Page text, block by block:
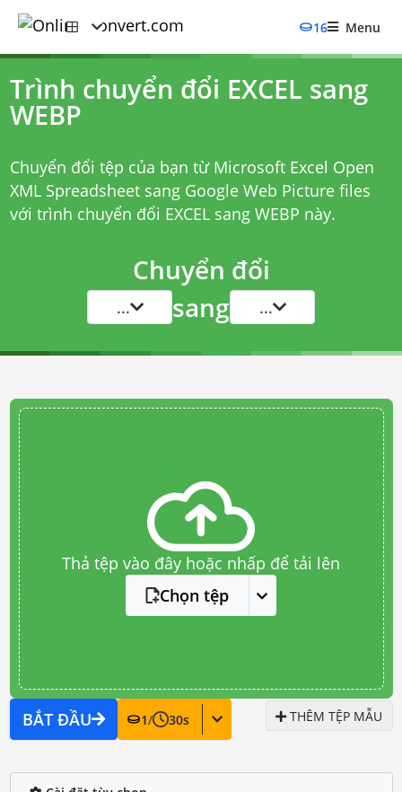
16 Menu
Trình chuyển đổi EXCEL sang
WEBP
Chuyển đổi tệp của bạn từ Microsoft Excel Open
XML Spreadsheet sang Google Web Picture files
với trình chuyển đổi EXCEL sang WEBP này.
Chuyển đổi
... sang ...
Thả tệp vào đây hoặc nhấp để tải lên
Chọn tệp
BẮT ĐẦU 1/ 30s THÊM TỆP MẪU